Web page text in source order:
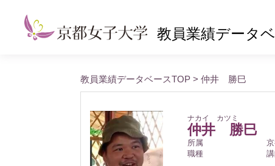
教員業績データ
教員業績データベースTOP > 仲井 勝巳
ナカイ カツミ
仲井 勝巳
所属
職種